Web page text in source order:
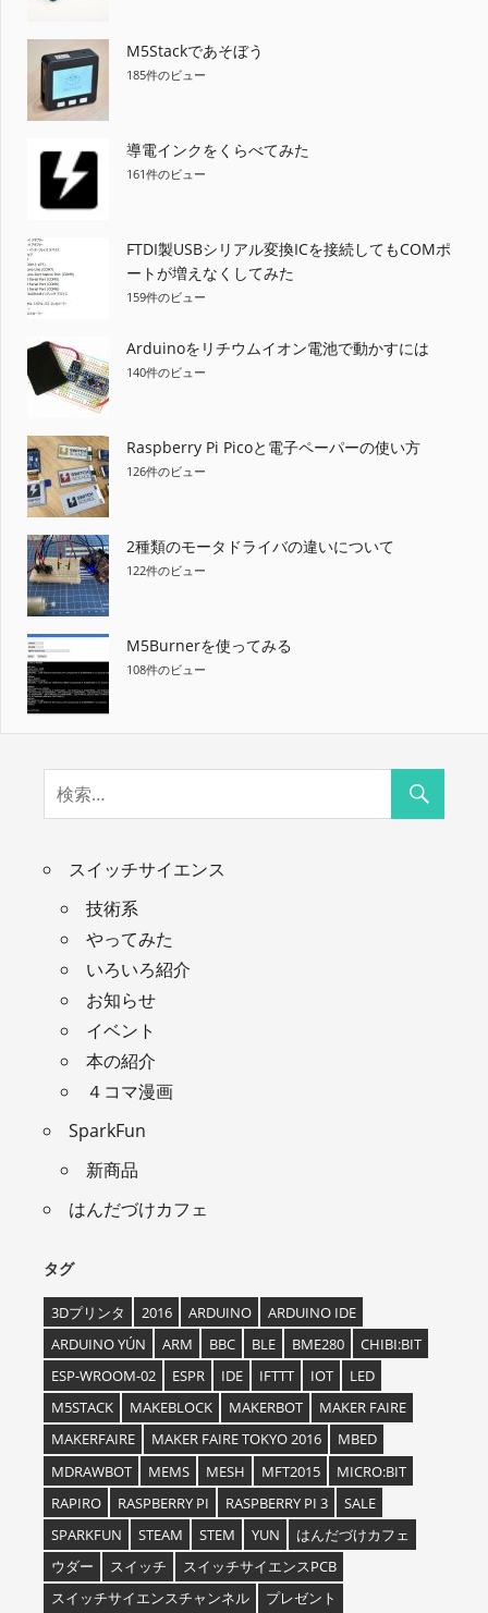
M5Stackであそぼう
185件のビュー
導電インクをくらべてみた
161件のビュー
FTDI製USBシリアル変換ICを接続してもCOMポ
ートが増えなくしてみた
159件のビュー
Arduinoをリチウムイオン電池で動かすには
140件のビュー
Raspberry Pi Picoと電子ペーパーの使い方
126件のビュー
2種類のモータドライバの違いについて
122件のビュー
M5Burnerを使ってみる
108件のビュー
スイッチサイエンス
技術系
やってみた
いろいろ紹介
お知らせ
イベント
本の紹介
４コマ漫画
SparkFun
新商品
はんだづけカフェ
タグ
3Dプリンタ 2016 ARDUINO
ARDUINO IDE
ARDUINO YÚN
ARM BBC BLE BME280
CHIBI:BIT
ESP-WROOM-02
ESPR IDE IFTTT IOT
LED
M5STACK
MAKEBLOCK MAKERBOT
MAKER FAIRE
MAKERFAIRE
MAKER FAIRE TOKYO 2016
MBED
MDRAWBOT
MEMS MESH MFT2015
MICRO:BIT
RAPIRO
RASPBERRY PI RASPBERRY PI 3
SALE
SPARKFUN
STEAM STEM YUN
はんだづけカフェ
ウダー
スイッチ
スイッチサイエンスPCB
スイッチサイエンスチャンネル
プレゼント